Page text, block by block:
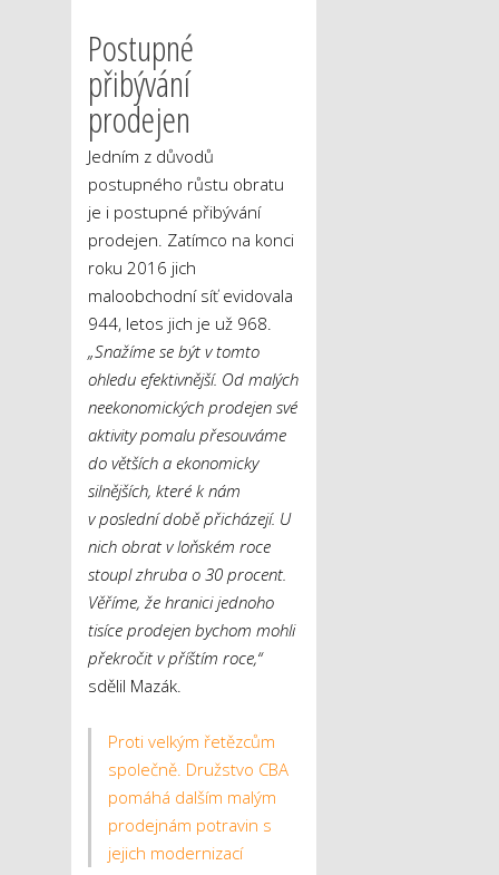
Postupné
přibývání
prodejen
Jedním z důvodů
postupného růstu obratu
je i postupné přibývání
prodejen. Zatímco na konci
roku 2016 jich
maloobchodní síť evidovala
944, letos jich je už 968.
„Snažíme se být v tomto
ohledu efektivnější. Od malých
neekonomických prodejen své
aktivity pomalu přesouváme
do větších a ekonomicky
silnějších, které k nám
v poslední době přicházejí. U
nich obrat v loňském roce
stoupl zhruba o 30 procent.
Věříme, že hranici jednoho
tisíce prodejen bychom mohli
překročit v příštím roce,“
sdělil Mazák.
Proti velkým řetězcům
společně. Družstvo CBA
pomáhá dalším malým
prodejnám potravin s
jejich modernizací